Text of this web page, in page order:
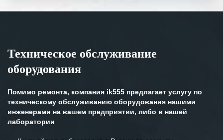
Особенно хочется отметить высокую
клиентоориентированность
готовность помочь в самых сложных
Мы высоко ценим сложившиеся
Техническое обслуживание
оборудования
Помимо ремонта, компания ik555 предлагает услугу по
техническому обслуживанию оборудования нашими
инженерами на вашем предприятии, либо в нашей
лаборатории